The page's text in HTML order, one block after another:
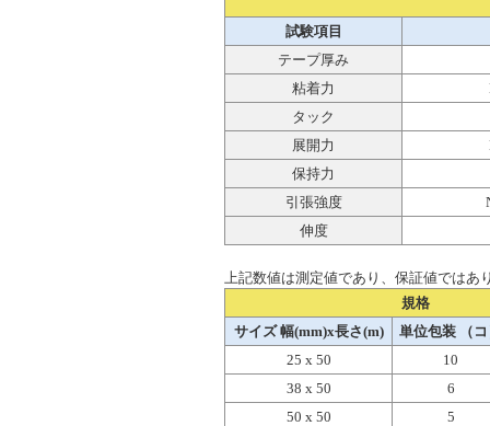
試験項目
テープ厚み
粘着力
タック
展開力
保持力
引張強度
伸度
上記数値は測定値であり、保証値ではあ
規格
サイズ 幅(mm)x長さ(m)
単位包装 （
25 x 50
10
38 x 50
6
50 x 50
5